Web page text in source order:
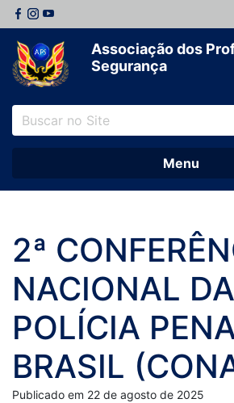
Associação dos
Segurança
Menu
2ª
NACIONAL DA
POLÍCIA
BRASIL
Publicado em 22 de agosto de 2025